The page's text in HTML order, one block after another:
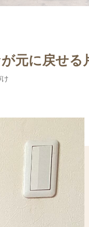
元に戻せる
け